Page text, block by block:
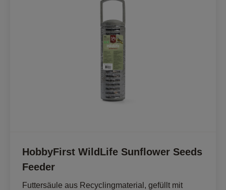
HobbyFirst WildLife Sunflower Seeds
Feeder
Futtersäule aus Recyclingmaterial, gefüllt mit